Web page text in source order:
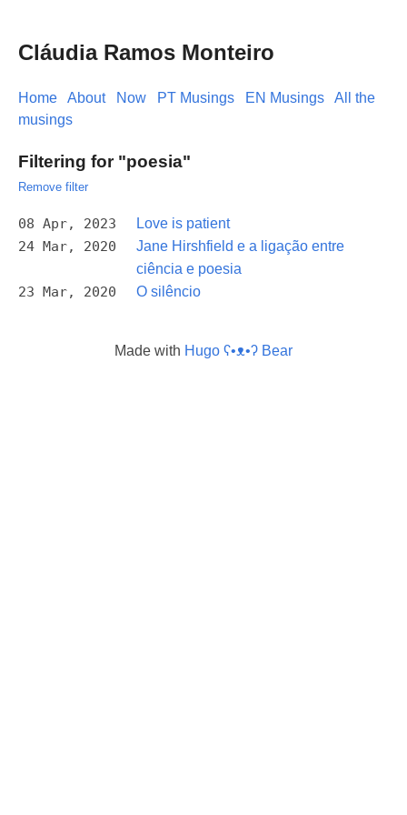
Cláudia Ramos Monteiro
Home About Now PT Musings EN Musings
All the
musings
Filtering for "poesia"
Remove filter
08 Apr, 2023 Love is patient
24 Mar, 2020
Jane Hirshfield e a ligação entre
ciência e poesia
23 Mar, 2020 O silêncio
Made with Hugo ʕ•ᴥ•ʔ Bear